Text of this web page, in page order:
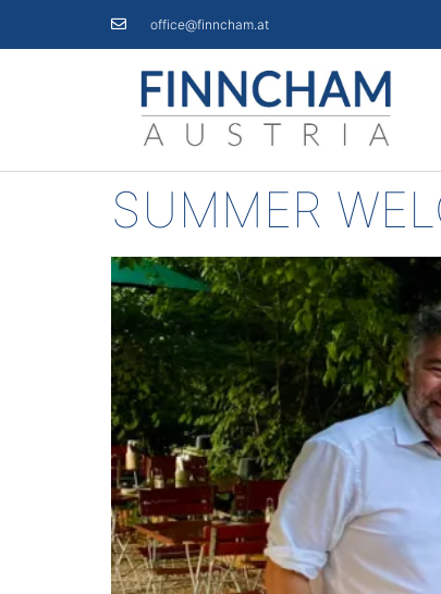
office@finncham.at
SUMMER